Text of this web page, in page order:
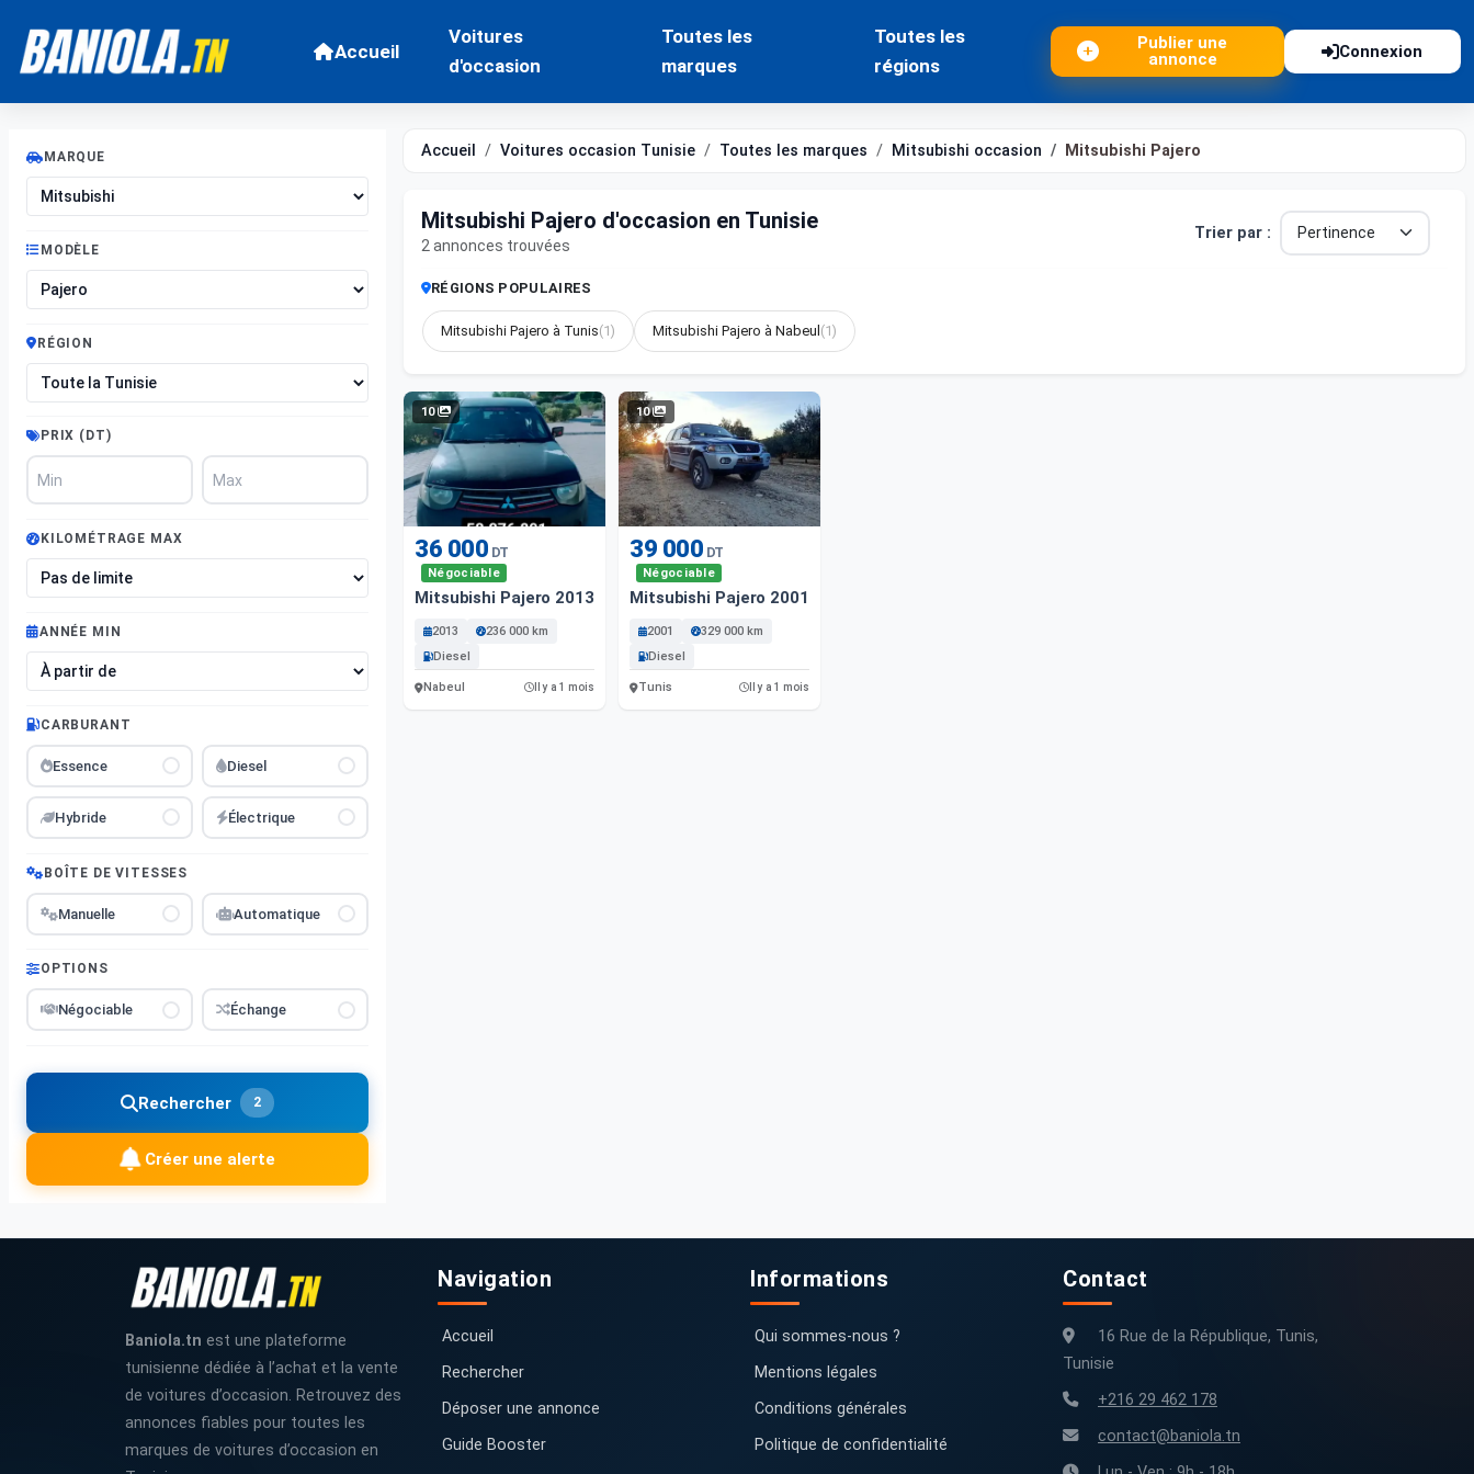
Accueil
Voitures
d'occasion
Toutes les
marques
Toutes les
régions
Publier une
annonce
Connexion
MARQUE
MODÈLE
RÉGION
PRIX (DT)
KILOMÉTRAGE MAX
ANNÉE MIN
CARBURANT
Essence Diesel
Hybride Électrique
BOÎTE DE VITESSES
Manuelle Automatique
OPTIONS
Négociable Échange
Rechercher 2
Créer une alerte
Accueil Voitures occasion Tunisie Toutes les marques Mitsubishi occasion Mitsubishi Pajero
Mitsubishi Pajero d'occasion en Tunisie
2 annonces trouvées
Trier par :
RÉGIONS POPULAIRES
Mitsubishi Pajero à Tunis(1) Mitsubishi Pajero à Nabeul (1)
10
36 000 DT
Négociable
Mitsubishi Pajero 2013 236000 Km
2013
236 000 km
Diesel
Nabeul Il y a 1 mois
10
39 000 DT
Négociable
Mitsubishi Pajero 2001 329000 Km
2001
329 000 km
Diesel
Tunis Il y a 1 mois
Baniola.tn est une plateforme
tunisienne dédiée à l’achat et la vente
de voitures d’occasion. Retrouvez des
annonces fiables pour toutes les
marques de voitures d’occasion en
Navigation
Accueil
Rechercher
Déposer une annonce
Guide Booster
Informations
Qui sommes-nous ?
Mentions légales
Conditions générales
Politique de confidentialité
Contact
16 Rue de la République, Tunis,
Tunisie
+216 29 462 178
contact@baniola.tn